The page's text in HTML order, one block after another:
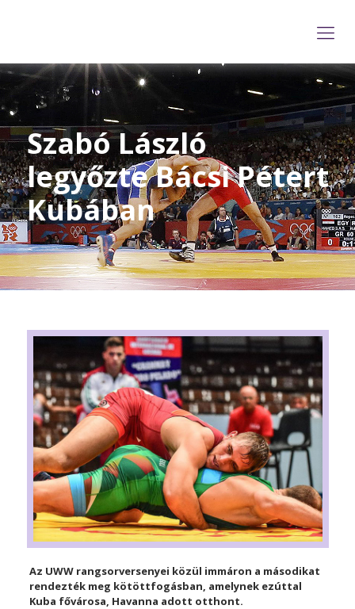
Szabó László
legyőzte Bácsi Pétert
Kubában
Az UWW rangsorversenyei közül immáron a másodikat
rendezték meg kötöttfogásban, amelynek ezúttal
Kuba fővárosa, Havanna adott otthont.